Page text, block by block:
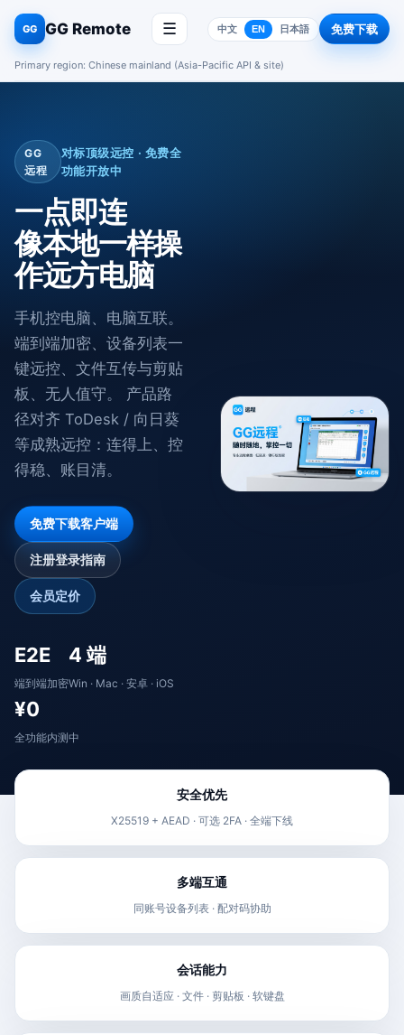
GG GG Remote ☰ 中文 EN 日本語 免费下载
Primary region: Chinese mainland (Asia-Pacific API & site)
GG
远程
对标顶级远控 · 免费全
功能开放中
一点即连
像本地一样操
作远方电脑
手机控电脑、电脑互联。
端到端加密、设备列表一
键远控、文件互传与剪贴
板、无人值守。 产品路
径对齐 ToDesk / 向日葵
等成熟远控：连得上、控
得稳、账目清。
免费下载客户端
注册登录指南
会员定价
E2E
端到端加密
4 端
Win · Mac · 安卓 · iOS
¥0
全功能内测中
安全优先
X25519 + AEAD · 可选 2FA · 全端下线
多端互通
同账号设备列表 · 配对码协助
会话能力
画质自适应 · 文件 · 剪贴板 · 软键盘